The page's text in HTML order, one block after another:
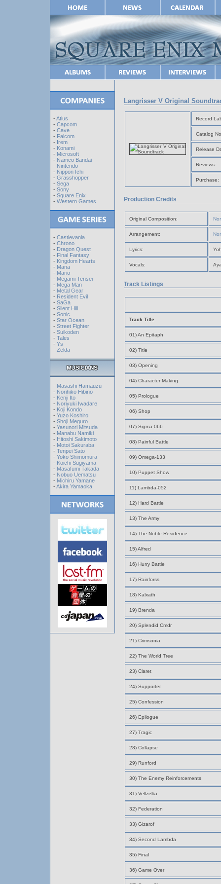
- Atlus
- Capcom
- Cave
- Falcom
- Irem
- Konami
- Microsoft
- Namco Bandai
- Nintendo
- Nippon Ichi
- Grasshopper
- Sega
- Sony
- Square Enix
- Western Games
- Castlevania
- Chrono
- Dragon Quest
- Final Fantasy
- Kingdom Hearts
- Mana
- Mario
- Megami Tensei
- Mega Man
- Metal Gear
- Resident Evil
- SaGa
- Silent Hill
- Sonic
- Star Ocean
- Street Fighter
- Suikoden
- Tales
- Ys
- Zelda
- Masashi Hamauzu
- Norihiko Hibino
- Kenji Ito
- Noriyuki Iwadare
- Koji Kondo
- Yuzo Koshiro
- Shoji Meguro
- Yasunori Mitsuda
- Manabu Namiki
- Hitoshi Sakimoto
- Motoi Sakuraba
- Tenpei Sato
- Yoko Shimomura
- Koichi Sugiyama
- Masafumi Takada
- Nobuo Uematsu
- Michiru Yamane
- Akira Yamaoka
Langrisser V Original
Record
Catalog
Release
Reviews:
Purchase:
Production Credits
Original Composition:
Arrangement:
Lyrics:
Vocals:
Track Listings
Track Title
01) An Epitaph
02) Title
03) Opening
04) Character Making
05) Prologue
06) Shop
07) Sigma-066
08) Painful Battle
09) Omega-133
10) Puppet Show
11) Lambda-052
12) Hard Battle
13) The Army
14) The Noble Residence
15) Alfred
16) Hurry Battle
17) Rainforss
18) Kalxath
19) Brenda
20) Splendid Cmdr
21) Crimsonia
22) The World Tree
23) Claret
24) Supporter
25) Confession
26) Epilogue
27) Tragic
28) Collapse
29) Runford
30) The Enemy Reinforcements
31) Vellzellia
32) Federation
33) Gizarof
34) Second Lambda
35) Final
36) Game Over